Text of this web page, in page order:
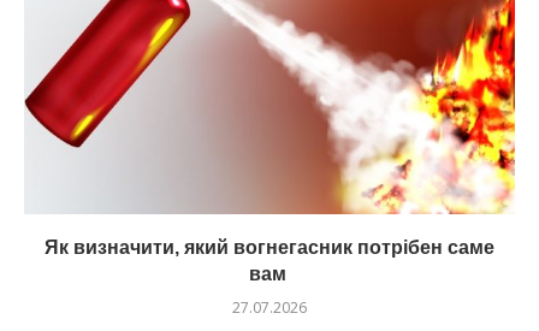
Як визначити, який вогнегасник потрібен саме
вам
27.07.2026